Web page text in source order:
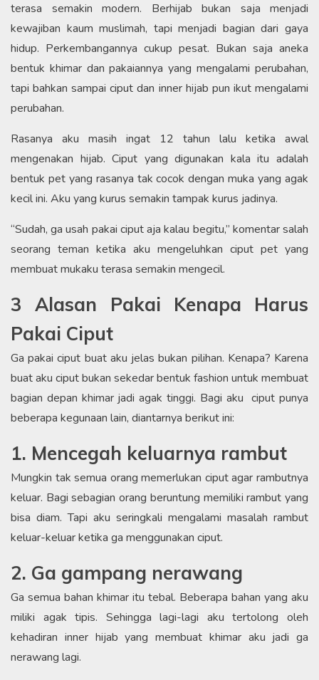
terasa semakin modern. Berhijab bukan saja menjadi
kewajiban kaum muslimah, tapi menjadi bagian dari gaya
hidup. Perkembangannya cukup pesat. Bukan saja aneka
bentuk khimar dan pakaiannya yang mengalami perubahan,
tapi bahkan sampai ciput dan inner hijab pun ikut mengalami
perubahan.
Rasanya aku masih ingat 12 tahun lalu ketika awal
mengenakan hijab. Ciput yang digunakan kala itu adalah
bentuk pet yang rasanya tak cocok dengan muka yang agak
kecil ini. Aku yang kurus semakin tampak kurus jadinya.
“Sudah, ga usah pakai ciput aja kalau begitu,” komentar salah
seorang teman ketika aku mengeluhkan ciput pet yang
membuat mukaku terasa semakin mengecil.
3 Alasan Pakai Kenapa Harus
Pakai Ciput
Ga pakai ciput buat aku jelas bukan pilihan. Kenapa? Karena
buat aku ciput bukan sekedar bentuk fashion untuk membuat
bagian depan khimar jadi agak tinggi. Bagi aku ciput punya
beberapa kegunaan lain, diantarnya berikut ini:
1. Mencegah keluarnya rambut
Mungkin tak semua orang memerlukan ciput agar rambutnya
keluar. Bagi sebagian orang beruntung memiliki rambut yang
bisa diam. Tapi aku seringkali mengalami masalah rambut
keluar-keluar ketika ga menggunakan ciput.
2. Ga gampang nerawang
Ga semua bahan khimar itu tebal. Beberapa bahan yang aku
miliki agak tipis. Sehingga lagi-lagi aku tertolong oleh
kehadiran inner hijab yang membuat khimar aku jadi ga
nerawang lagi.